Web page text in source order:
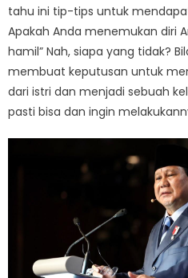
tahu ini tip-tips untuk
Apakah Anda menemukan diri
hamil” Nah, siapa yang tidak?
membuat keputusan untuk
dari istri dan menjadi sebuah
pasti bisa dan ingin